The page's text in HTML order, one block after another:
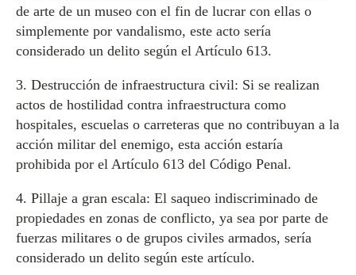
de arte de un museo con el fin de lucrar con ellas o
simplemente por vandalismo, este acto sería
considerado un delito según el Artículo 613.
3. Destrucción de infraestructura civil: Si se realizan
actos de hostilidad contra infraestructura como
hospitales, escuelas o carreteras que no contribuyan a la
acción militar del enemigo, esta acción estaría
prohibida por el Artículo 613 del Código Penal.
4. Pillaje a gran escala: El saqueo indiscriminado de
propiedades en zonas de conflicto, ya sea por parte de
fuerzas militares o de grupos civiles armados, sería
considerado un delito según este artículo.